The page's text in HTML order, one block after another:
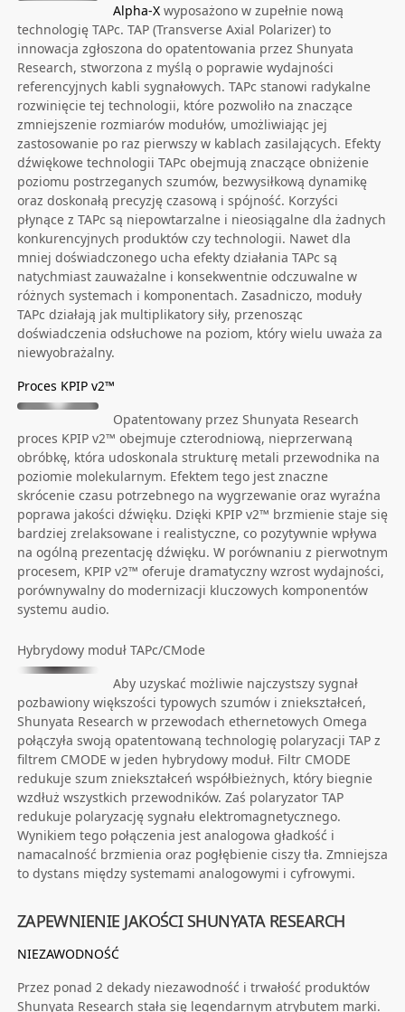
Alpha-Xwyposażono w zupełnie nową
technologię TAPc. TAP (Transverse Axial Polarizer) to
innowacja zgłoszona do opatentowania przez Shunyata
Research, stworzona z myślą o poprawie wydajności
referencyjnych kabli sygnałowych. TAPc stanowi radykalne
rozwinięcie tej technologii, które pozwoliło na znaczące
zmniejszenie rozmiarów modułów, umożliwiając jej
zastosowanie po raz pierwszy w kablach zasilających. Efekty
dźwiękowe technologii TAPc obejmują znaczące obniżenie
poziomu postrzeganych szumów, bezwysiłkową dynamikę
oraz doskonałą precyzję czasową i spójność. Korzyści
płynące z TAPc są niepowtarzalne i nieosiągalne dla żadnych
konkurencyjnych produktów czy technologii. Nawet dla
mniej doświadczonego ucha efekty działania TAPc są
natychmiast zauważalne i konsekwentnie odczuwalne w
różnych systemach i komponentach. Zasadniczo, moduły
TAPc działają jak multiplikatory siły, przenosząc
doświadczenia odsłuchowe na poziom, który wielu uważa za
niewyobrażalny.
Proces KPIP v2™
Opatentowany przez Shunyata Research
proces KPIP v2™ obejmuje czterodniową, nieprzerwaną
obróbkę, która udoskonala strukturę metali przewodnika na
poziomie molekularnym. Efektem tego jest znaczne
skrócenie czasu potrzebnego na wygrzewanie oraz wyraźna
poprawa jakości dźwięku. Dzięki KPIP v2™ brzmienie staje się
bardziej zrelaksowane i realistyczne, co pozytywnie wpływa
na ogólną prezentację dźwięku. W porównaniu z pierwotnym
procesem, KPIP v2™ oferuje dramatyczny wzrost wydajności,
porównywalny do modernizacji kluczowych komponentów
systemu audio.
Hybrydowy moduł TAPc/CMode
Aby uzyskać możliwie najczystszy sygnał
pozbawiony większości typowych szumów i zniekształceń,
Shunyata Research w przewodach ethernetowych Omega
połączyła swoją opatentowaną technologię polaryzacji TAP z
filtrem CMODE w jeden hybrydowy moduł. Filtr CMODE
redukuje szum zniekształceń współbieżnych, który biegnie
wzdłuż wszystkich przewodników. Zaś polaryzator TAP
redukuje polaryzację sygnału elektromagnetycznego.
Wynikiem tego połączenia jest analogowa gładkość i
namacalność brzmienia oraz pogłębienie ciszy tła. Zmniejsza
to dystans między systemami analogowymi i cyfrowymi.
ZAPEWNIENIE JAKOŚCI SHUNYATA RESEARCH
NIEZAWODNOŚĆ
Przez ponad 2 dekady niezawodność i trwałość produktów
Shunyata Research stała się legendarnym atrybutem marki.